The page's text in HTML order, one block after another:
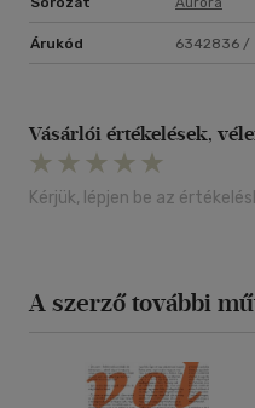
Árukód 6342836 /
Vásárlói értékelések,
Kérjük, lépjen be az
A szerző további